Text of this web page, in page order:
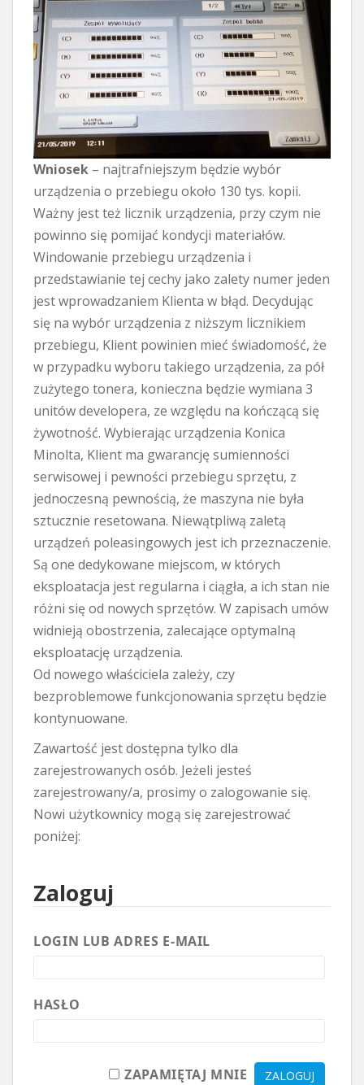
Wniosek – najtrafniejszym będzie wybór
urządzenia o przebiegu około 130 tys. kopii.
Ważny jest też licznik urządzenia, przy czym nie
powinno się pomijać kondycji materiałów.
Windowanie przebiegu urządzenia i
przedstawianie tej cechy jako zalety numer jeden
jest wprowadzaniem Klienta w błąd. Decydując
się na wybór urządzenia z niższym licznikiem
przebiegu, Klient powinien mieć świadomość, że
w przypadku wyboru takiego urządzenia, za pół
zużytego tonera, konieczna będzie wymiana 3
unitów developera, ze względu na kończącą się
żywotność. Wybierając urządzenia Konica
Minolta, Klient ma gwarancję sumienności
serwisowej i pewności przebiegu sprzętu, z
jednoczesną pewnością, że maszyna nie była
sztucznie resetowana. Niewątpliwą zaletą
urządzeń poleasingowych jest ich przeznaczenie.
Są one dedykowane miejscom, w których
eksploatacja jest regularna i ciągła, a ich stan nie
różni się od nowych sprzętów. W zapisach umów
widnieją obostrzenia, zalecające optymalną
eksploatację urządzenia.
Od nowego właściciela zależy, czy
bezproblemowe funkcjonowania sprzętu będzie
kontynuowane.
Zawartość jest dostępna tylko dla
zarejestrowanych osób. Jeżeli jesteś
zarejestrowany/a, prosimy o zalogowanie się.
Nowi użytkownicy mogą się zarejestrować
poniżej:
Zaloguj
LOGIN LUB ADRES E-MAIL
HASŁO
ZAPAMIĘTAJ MNIE